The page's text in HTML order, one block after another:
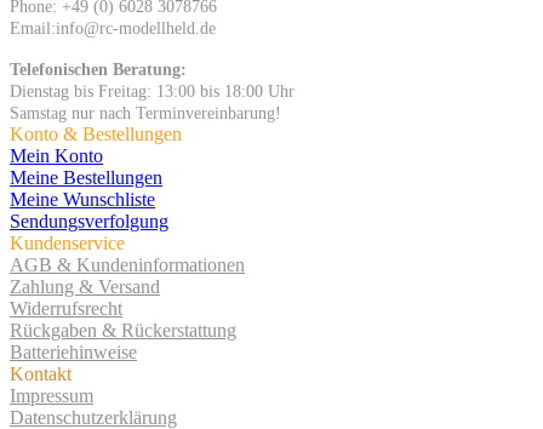
Phone: +49 (0) 6028 3078766
Email:info@rc-modellheld.de
Telefonischen Beratung:
Dienstag bis Freitag: 13:00 bis 18:00 Uhr
Samstag nur nach Terminvereinbarung!
Konto & Bestellungen
Mein Konto
Meine Bestellungen
Meine Wunschliste
Sendungsverfolgung
Kundenservice
AGB & Kundeninformationen
Zahlung & Versand
Widerrufsrecht
Rückgaben & Rückerstattung
Batteriehinweise
Kontakt
Impressum
Datenschutzerklärung